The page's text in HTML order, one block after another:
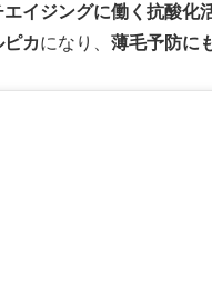
イジングに働く抗酸化
カになり、 薄毛予防に